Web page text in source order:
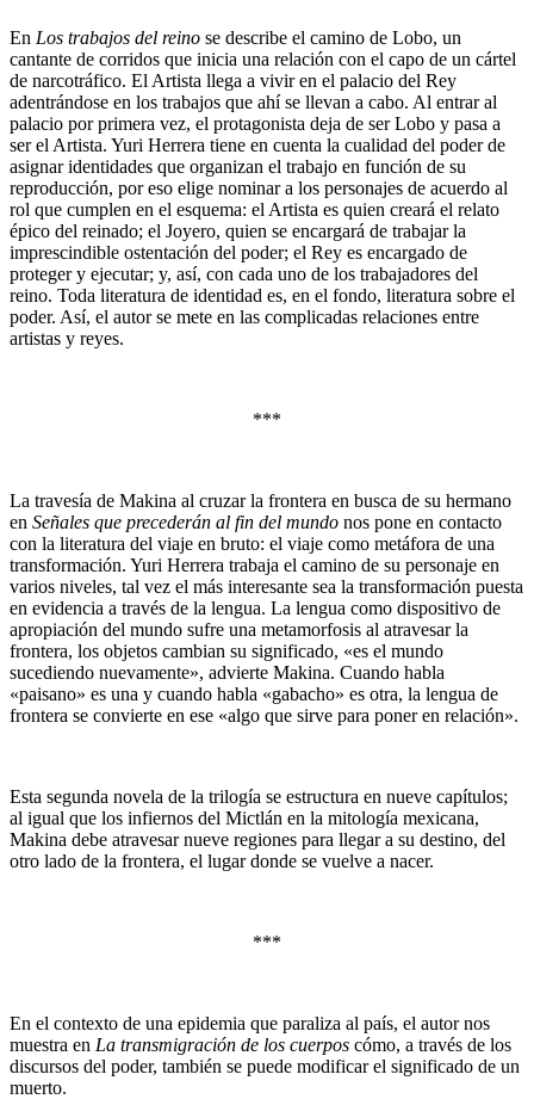
En Los trabajos del reino se describe el camino de Lobo, un
cantante de corridos que inicia una relación con el capo de un cártel
de narcotráfico. El Artista llega a vivir en el palacio del Rey
adentrándose en los trabajos que ahí se llevan a cabo. Al entrar al
palacio por primera vez, el protagonista deja de ser Lobo y pasa a
ser el Artista. Yuri Herrera tiene en cuenta la cualidad del poder de
asignar identidades que organizan el trabajo en función de su
reproducción, por eso elige nominar a los personajes de acuerdo al
rol que cumplen en el esquema: el Artista es quien creará el relato
épico del reinado; el Joyero, quien se encargará de trabajar la
imprescindible ostentación del poder; el Rey es encargado de
proteger y ejecutar; y, así, con cada uno de los trabajadores del
reino. Toda literatura de identidad es, en el fondo, literatura sobre el
poder. Así, el autor se mete en las complicadas relaciones entre
artistas y reyes.
***
La travesía de Makina al cruzar la frontera en busca de su hermano
en Señales que precederán al fin del mundo nos pone en contacto
con la literatura del viaje en bruto: el viaje como metáfora de una
transformación. Yuri Herrera trabaja el camino de su personaje en
varios niveles, tal vez el más interesante sea la transformación puesta
en evidencia a través de la lengua. La lengua como dispositivo de
apropiación del mundo sufre una metamorfosis al atravesar la
frontera, los objetos cambian su significado, «es el mundo
sucediendo nuevamente», advierte Makina. Cuando habla
«paisano» es una y cuando habla «gabacho» es otra, la lengua de
frontera se convierte en ese «algo que sirve para poner en relación».
Esta segunda novela de la trilogía se estructura en nueve capítulos;
al igual que los infiernos del Mictlán en la mitología mexicana,
Makina debe atravesar nueve regiones para llegar a su destino, del
otro lado de la frontera, el lugar donde se vuelve a nacer.
***
En el contexto de una epidemia que paraliza al país, el autor nos
muestra en La transmigración de los cuerpos cómo, a través de los
discursos del poder, también se puede modificar el significado de un
muerto.